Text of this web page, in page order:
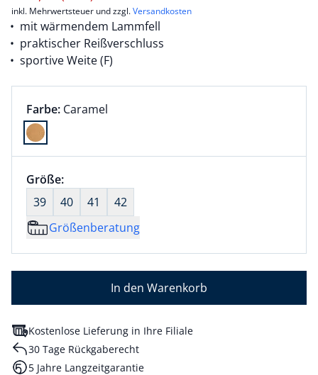
inkl. Mehrwertsteuer und zzgl.Versandkosten
mit wärmendem Lammfell
praktischer Reißverschluss
sportive Weite (F)
Farbauswahl:
Farbe: aktuell ausgewählt:
Caramel
Farbe Caramel ausgewählt
Größenauswahl:
Größe:nichts ausgewählt
39
40 41
42
Größenberatung
In den Warenkorb
Kostenlose Lieferung in Ihre Filiale
30 Tage Rückgaberecht
5 Jahre Langzeitgarantie